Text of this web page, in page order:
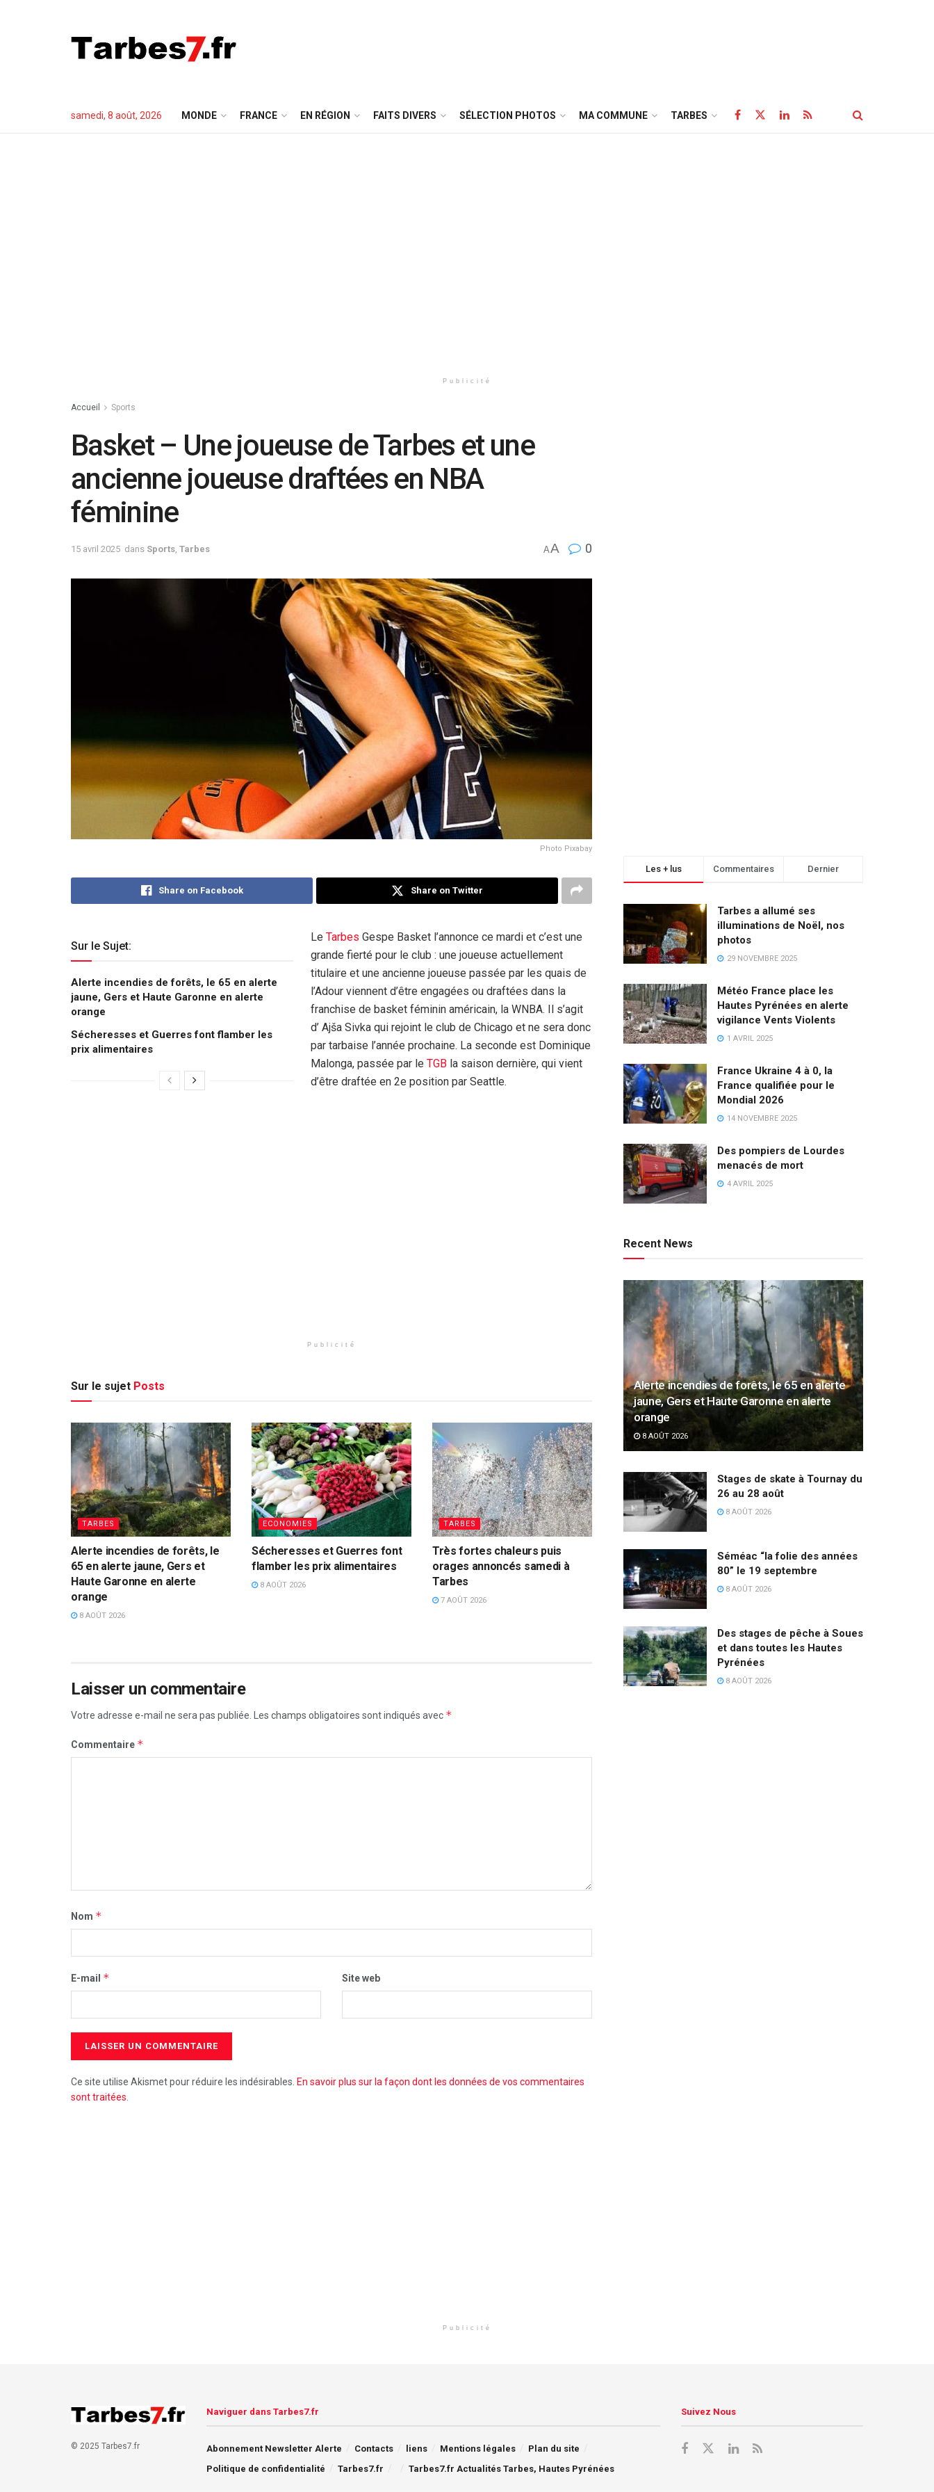
samedi, 8 août, 2026 MONDE FRANCE EN RÉGION FAITS DIVERS SÉLECTION PHOTOS MA COMMUNE TARBES
Publicité
Accueil Sports
Basket – Une joueuse de Tarbes et une
ancienne joueuse draftées en NBA
féminine
15 avril 2025 dans Sports Tarbes AA 0
Photo Pixabay
Share on Facebook Share on Twitter
Sur le Sujet:
Alerte incendies de forêts, le 65 en alerte
jaune, Gers et Haute Garonne en alerte
orange
Sécheresses et Guerres font flamber les
prix alimentaires
Le Tarbes Gespe Basket l’annonce ce mardi et c’est une
grande fierté pour le club : une joueuse actuellement
titulaire et une ancienne joueuse passée par les quais de
l’Adour viennent d’être engagées ou draftées dans la
franchise de basket féminin américain, la WNBA. Il s’agit
d’ Ajša Sivka qui rejoint le club de Chicago et ne sera donc
par tarbaise l’année prochaine. La seconde est Dominique
Malonga, passée par le TGB la saison dernière, qui vient
d’être draftée en 2e position par Seattle.
Publicité
Sur le sujet Posts
TARBES
Alerte incendies de forêts, le
65 en alerte jaune, Gers et
Haute Garonne en alerte
orange
8 AOÛT 2026
ECONOMIES
Sécheresses et Guerres font
flamber les prix alimentaires
8 AOÛT 2026
TARBES
Très fortes chaleurs puis
orages annoncés samedi à
Tarbes
7 AOÛT 2026
Laisser un commentaire
Votre adresse e-mail ne sera pas publiée. Les champs obligatoires sont indiqués avec *
Commentaire *
Nom *
E-mail * Site web
Ce site utilise Akismet pour réduire les indésirables. En savoir plus sur la façon dont les données de vos commentaires
sont traitées.
Les + lus Commentaires Dernier
Tarbes a allumé ses
illuminations de Noël, nos
photos
29 NOVEMBRE 2025
Météo France place les
Hautes Pyrénées en alerte
vigilance Vents Violents
1 AVRIL 2025
France Ukraine 4 à 0, la
France qualifiée pour le
Mondial 2026
14 NOVEMBRE 2025
Des pompiers de Lourdes
menacés de mort
4 AVRIL 2025
Recent News
Alerte incendies de forêts, le 65 en alerte
jaune, Gers et Haute Garonne en alerte
orange
8 AOÛT 2026
Stages de skate à Tournay du
26 au 28 août
8 AOÛT 2026
Séméac “la folie des années
80” le 19 septembre
8 AOÛT 2026
Des stages de pêche à Soues
et dans toutes les Hautes
Pyrénées
8 AOÛT 2026
Publicité
© 2025 Tarbes7.fr
Naviguer dans Tarbes7.fr
Abonnement Newsletter Alerte Contacts liens Mentions légales
Plan du site
Politique de confidentialité
Tarbes7.fr Tarbes7.fr Actualités Tarbes, Hautes Pyrénées
Suivez Nous